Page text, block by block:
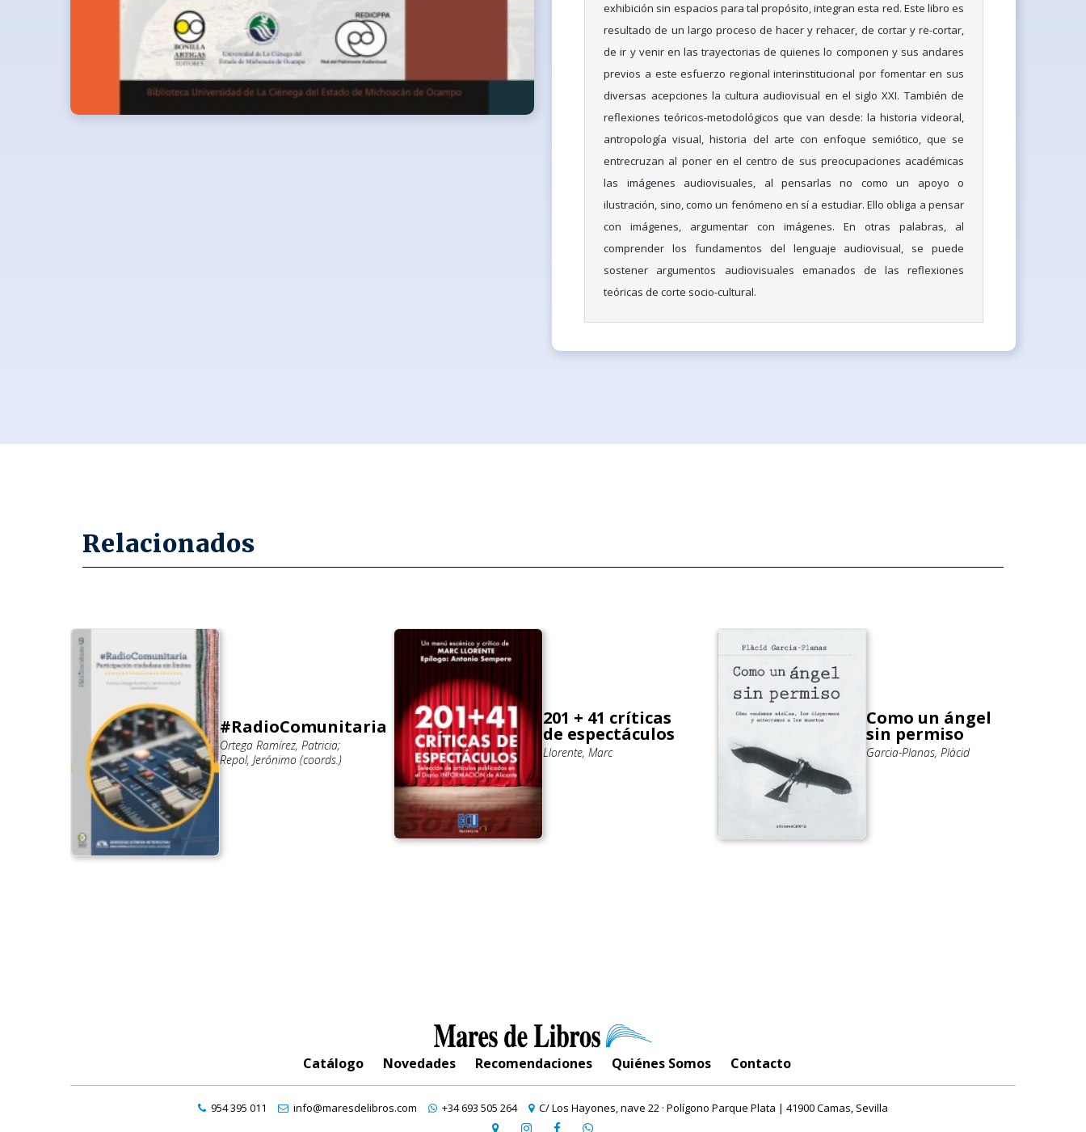
exhibición sin espacios para tal propósito, integran esta red. Este libro es
resultado de un largo proceso de hacer y rehacer, de cortar y re-cortar,
de ir y venir en las trayectorias de quienes lo componen y sus andares
previos a este esfuerzo regional interinstitucional por fomentar en sus
diversas acepciones la cultura audiovisual en el siglo XXI. También de
reflexiones teóricos-metodológicos que van desde: la historia videoral,
antropología visual, historia del arte con enfoque semiótico, que se
entrecruzan al poner en el centro de sus preocupaciones académicas
las imágenes audiovisuales, al pensarlas no como un apoyo o
ilustración, sino, como un fenómeno en sí a estudiar. Ello obliga a pensar
con imágenes, argumentar con imágenes. En otras palabras, al
comprender los fundamentos del lenguaje audiovisual, se puede
sostener argumentos audiovisuales emanados de las reflexiones
teóricas de corte socio-cultural.
Relacionados
#RadioComunitaria
Ortega Ramírez, Patricia;
Repol, Jerónimo (coords.)
201 + 41 críticas
de espectáculos
Llorente, Marc
Como un ángel
sin permiso
Garcia-Planas, Plàcid
Catálogo Novedades Recomendaciones Quiénes Somos Contacto
954 395 011 info@maresdelibros.com +34 693 505 264 C/ Los Hayones, nave 22 · Polígono Parque Plata | 41900 Camas, Sevilla